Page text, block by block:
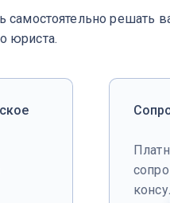
самостоятельно решать
юриста.